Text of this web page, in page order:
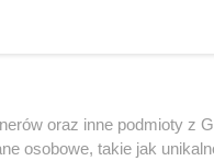
oraz inne podmioty z
osobowe, takie jak